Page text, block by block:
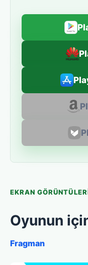
EKRAN
Oyunun
Fragman